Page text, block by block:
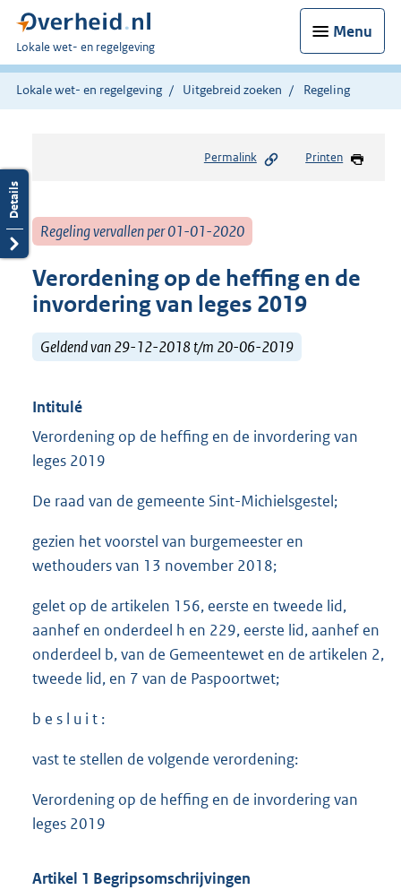
Menu
U
bent
hier:
Lokale wet- en regelgeving
Lokale wet- en regelgeving Uitgebreid zoeken Regeling
Permalink Printen
Regeling vervallen per 01-01-2020
Verordening op de heffing en de
invordering van leges 2019
Geldend van 29-12-2018 t/m 20-06-2019
Intitulé
Verordening op de heffing en de invordering van
leges 2019
De raad van de gemeente Sint-Michielsgestel;
gezien het voorstel van burgemeester en
wethouders van 13 november 2018;
gelet op de artikelen 156, eerste en tweede lid,
aanhef en onderdeel h en 229, eerste lid, aanhef en
onderdeel b, van de Gemeentewet en de artikelen 2,
tweede lid, en 7 van de Paspoortwet;
b e s l u i t :
vast te stellen de volgende verordening:
Verordening op de heffing en de invordering van
leges 2019
Artikel 1 Begripsomschrijvingen